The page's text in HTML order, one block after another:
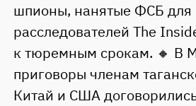
шпионы, нанятые ФСБ для
расследователей The
к тюремным срокам. 🔸 В
приговоры членам
Китай и США